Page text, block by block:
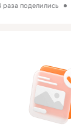
раза поделились